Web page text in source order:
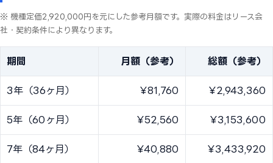
※ 機種定価2,920,000円を元にした参考月額です。実際の料金はリース会
社・契約条件により異なります。
期間 月額（参考） 総額（参考）
3年（36ヶ月） ¥81,760 ¥2,943,360
5年（60ヶ月） ¥52,560 ¥3,153,600
7年（84ヶ月） ¥40,880 ¥3,433,920